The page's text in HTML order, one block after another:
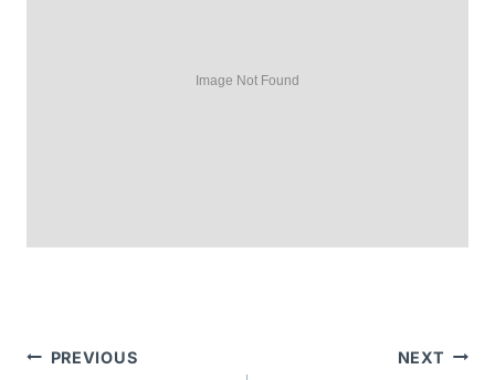
Navigácia
PREVIOUS NEXT